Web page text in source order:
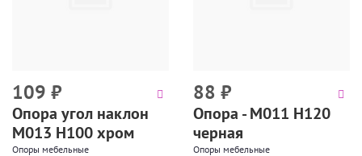
109 ₽
Опора угол наклон
М013 Н100 хром
Опоры мебельные
88 ₽
Опора - М011 Н120
черная
Опоры мебельные